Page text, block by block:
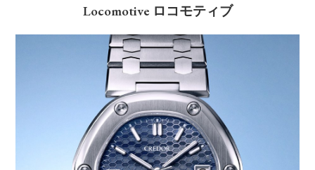
Locomotive ロコモティブ